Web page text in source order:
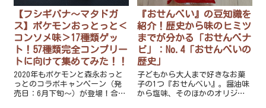
【フシギバナ～マタドガ
ス】ポケモンおっとっと＜
コンソメ味＞17種類ゲッ
ト！57種類完全コンプリー
トに向けて集めてみた！！
2020年もポケモンと森永おっと
っとのコラボキャンペーン（発
売日：6月下旬～）が登場！合計
『おせんべい』の豆知識を
紹介！歴史から味のヒミツ
までが分かる「おせんべナ
ビ」：No.4「おせんべいの
歴史」
子どもから大人まで好きなお菓
子の1つ『おせんべい』。醤油味
から塩味、そのほかのオリジナ